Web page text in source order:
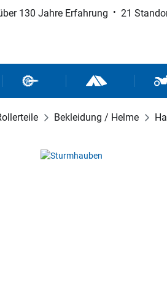
130 Jahre Erfahrung 21
Fahrradteile Outdoor und Sport
Bekleidung / Helme